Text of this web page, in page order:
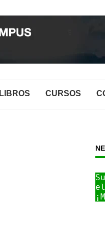
LIBROS CURSOS